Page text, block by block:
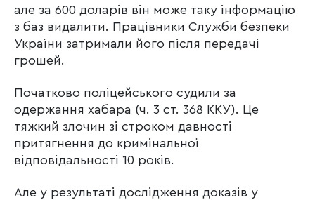
але за 600 доларів він може таку інформацію
з баз видалити. Працівники Служби безпеки
України затримали його після передачі
грошей.
Початково поліцейського судили за
одержання хабара (ч. 3 ст. 368 ККУ). Це
тяжкий злочин зі строком давності
притягнення до кримінальної
відповідальності 10 років.
Але у результаті дослідження доказів у